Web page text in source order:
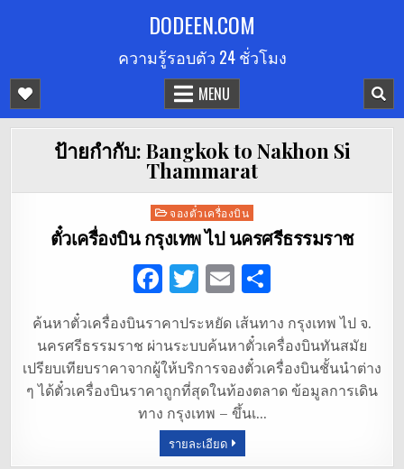
DODEEN.COM
ความรู้รอบตัว 24 ชั่วโมง
MENU
ป้ายกำกับ: Bangkok to Nakhon Si
Thammarat
Posted
in
จองตั๋วเครื่องบิน
ตั๋วเครื่องบิน กรุงเทพ ไป นครศรีธรรมราช
F
c
e
b
o
o
T
it
te
r
E
m
ai
l
ar
e
ค้นหาตั๋วเครื่องบินราคาประหยัด เส้นทาง กรุงเทพ ไป จ.
นครศรีธรรมราช ผ่านระบบค้นหาตั๋วเครื่องบินทันสมัย
เปรียบเทียบราคาจากผู้ให้บริการจองตั๋วเครื่องบินชั้นนำต่าง
ๆ ได้ตั๋วเครื่องบินราคาถูกที่สุดในท้องตลาด ข้อมูลการเดิน
ทาง กรุงเทพ – ขึ้นเ…
รายละเอียด